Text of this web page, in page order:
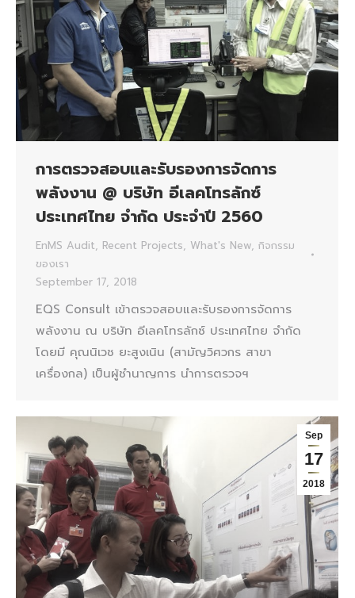
การตรวจสอบและรับรองการจัดการ
พลังงาน @ บริษัท อีเลคโทรลักซ์
ประเทศไทย จำกัด ประจำปี 2560
EnMS Audit, Recent Projects, What's New, กิจกรรม
ของเรา
September 17, 2018
EQS Consult เข้าตรวจสอบและรับรองการจัดการ
พลังงาน ณ บริษัท อีเลคโทรลักซ์ ประเทศไทย จำกัด
โดยมี คุณนิเวช ยะสูงเนิน (สามัญวิศวกร สาขา
เครื่องกล) เป็นผู้ชำนาญการ นำการตรวจฯ
Sep
17
2018